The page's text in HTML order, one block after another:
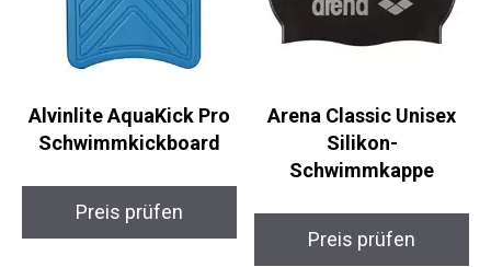
Alvinlite AquaKick Pro
Schwimmkickboard
Preis prüfen
Arena Classic Unisex
Silikon-
Schwimmkappe
Preis prüfen